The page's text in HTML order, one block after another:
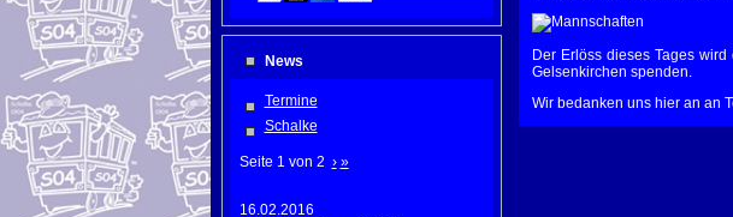
News
Termine
Schalke
Seite 1 von 2 › »
16.02.2016
Der Erlöss dieses Tages
Gelsenkirchen spenden.
Wir bedanken uns hier an an